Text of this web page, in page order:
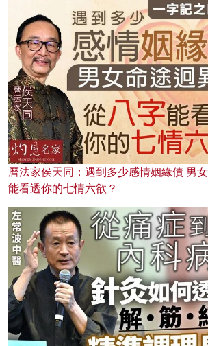
曆法家侯天同：遇到多少感情姻緣債 男
能看透你的七情六欲？